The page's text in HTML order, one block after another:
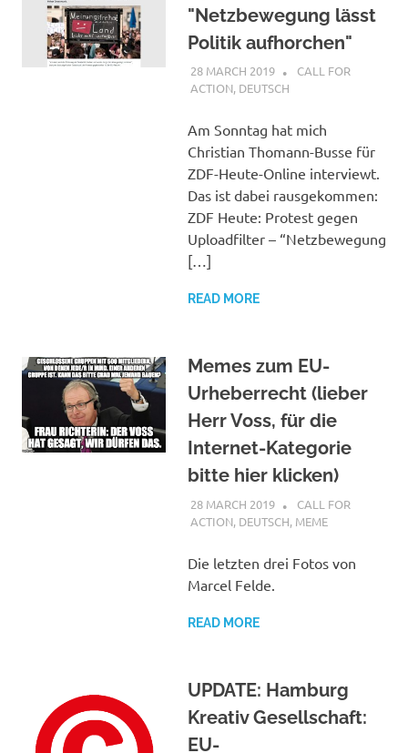
"Netzbewegung lässt
Politik aufhorchen"
28 MARCH 2019 VGRASS
CALL FOR
ACTION, DEUTSCH
Am Sonntag hat mich
Christian Thomann-Busse für
ZDF-Heute-Online interviewt.
Das ist dabei rausgekommen:
ZDF Heute: Protest gegen
Uploadfilter – “Netzbewegung
[…]
READ MORE
Memes zum EU-
Urheberrecht (lieber
Herr Voss, für die
Internet-Kategorie
bitte hier klicken)
28 MARCH 2019 VGRASS
CALL FOR
ACTION, DEUTSCH, MEME
Die letzten drei Fotos von
Marcel Felde.
READ MORE
UPDATE: Hamburg
Kreativ Gesellschaft:
EU-